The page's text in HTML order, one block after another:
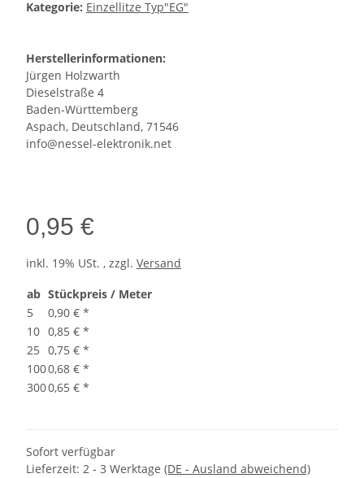
Kategorie: Einzellitze Typ"EG"
Herstellerinformationen:
Jürgen Holzwarth
Dieselstraße 4
Baden-Württemberg
Aspach, Deutschland, 71546
info@nessel-elektronik.net
0,95 €
inkl. 19% USt. , zzgl. Versand
ab Stückpreis / Meter
5
0,90 € *
10 0,85 € *
25 0,75 € *
1000,68 € *
3000,65 € *
Sofort verfügbar
Lieferzeit: 2 - 3 Werktage (DE - Ausland abweichend)